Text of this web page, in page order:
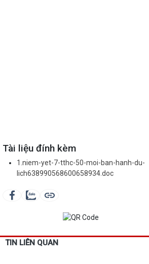
Tài liệu đính kèm
1.niem-yet-7-tthc-50-moi-ban-hanh-du-
lich638990568600658934.doc
TIN LIÊN QUAN